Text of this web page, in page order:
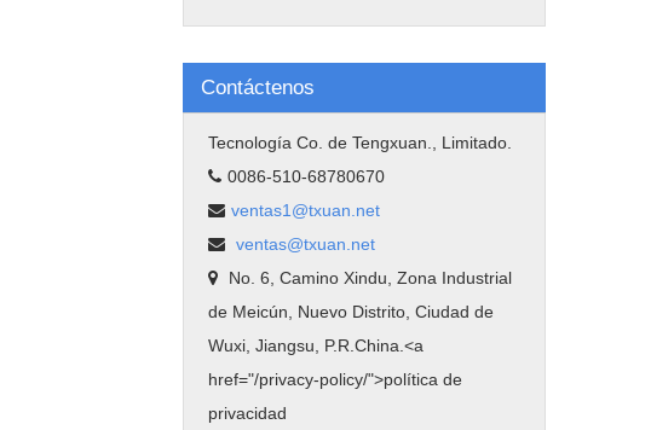
Contáctenos
Tecnología Co. de Tengxuan., Limitado.
0086-510-68780670
ventas1@txuan.net
ventas@txuan.net
No. 6, Camino Xindu, Zona Industrial
de Meicún, Nuevo Distrito, Ciudad de
Wuxi, Jiangsu, P.R.China.<a
href="/privacy-policy/">política de
privacidad